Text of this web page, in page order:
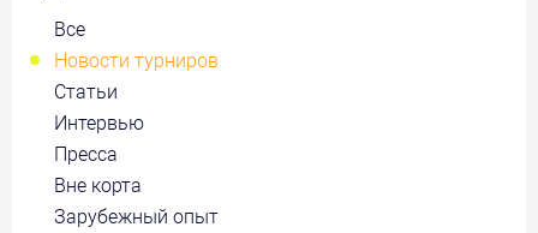
Все
Новости турниров
Статьи
Интервью
Пресса
Вне корта
Зарубежный опыт